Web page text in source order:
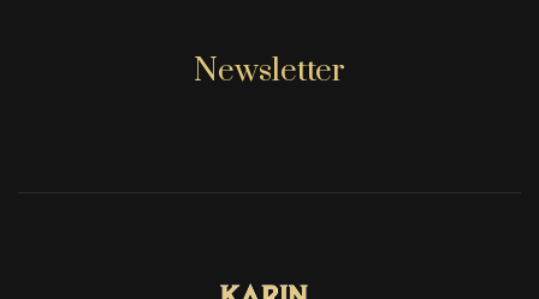
Newsletter